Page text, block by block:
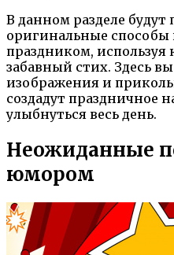
В данном разделе будут
оригинальные способы
праздником,
забавный стих. Здесь
изображения и
создадут праздничное
улыбнуться весь день.
Неожиданные
юмором